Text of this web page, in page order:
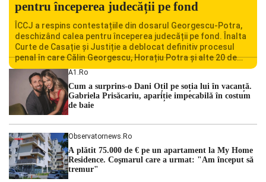
pentru începerea judecății pe fond
ÎCCJ a respins contestațiile din dosarul Georgescu-Potra,
deschizând calea pentru începerea judecății pe fond. Înalta
Curte de Casație și Justiție a deblocat definitiv procesul
penal în care Călin Georgescu, Horațiu Potra și alte 20 de
persoane sunt acuzați de acțiuni îndreptate împotriva
ordinii constituționale. În ședința din camera preliminară,
judecătorii de la instanța supremă au […]
A1.ro
Cum a surprins-o Dani Oțil pe soția lui în vacanță.
Gabriela Prisăcariu, apariție impecabilă în costum
de baie
Observatornews.ro
A plătit 75.000 de € pe un apartament la My Home
Residence. Coşmarul care a urmat: "Am început să
tremur"